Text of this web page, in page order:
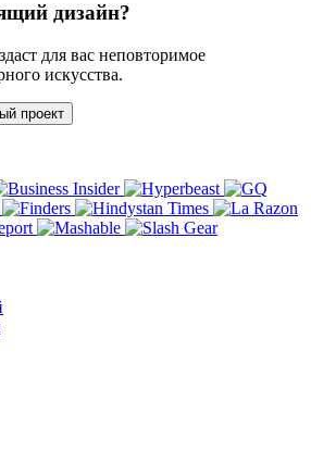
дизайн?
для вас неповторимое
искусства.
проект